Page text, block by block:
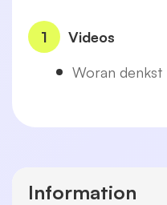
1
Videos
Woran
Information